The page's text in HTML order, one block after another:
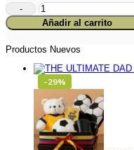
Ancheta
Navidad
Rústica
Añadir al carrito
Productos Nuevos
-29%